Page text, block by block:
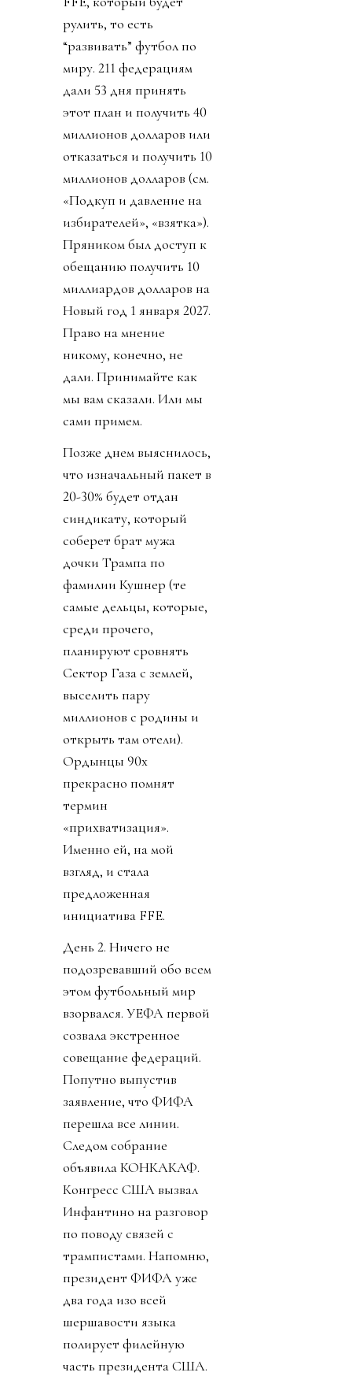
рулить, то есть
“развивать” футбол по
миру. 211 федерациям
дали 53 дня принять
этот план и получить 40
миллионов долларов или
отказаться и получить 10
миллионов долларов (см.
«Подкуп и давление на
избирателей», «взятка»).
Пряником был доступ к
обещанию получить 10
миллиардов долларов на
Новый год 1 января 2027.
Право на мнение
никому, конечно, не
дали. Принимайте как
мы вам сказали. Или мы
сами примем.
Позже днем выяснилось,
что изначальный пакет в
20-30% будет отдан
синдикату, который
соберет брат мужа
дочки Трампа по
фамилии Кушнер (те
самые дельцы, которые,
среди прочего,
планируют сровнять
Сектор Газа с землей,
выселить пару
миллионов с родины и
открыть там отели).
Ордынцы 90х
прекрасно помнят
термин
«прихватизация».
Именно ей, на мой
взгляд, и стала
предложенная
инициатива FFE.
День 2. Ничего не
подозревавший обо всем
этом футбольный мир
взорвался. УЕФА первой
созвала экстренное
совещание федераций.
Попутно выпустив
заявление, что ФИФА
перешла все линии.
Следом собрание
объявила КОНКАКАФ.
Конгресс США вызвал
Инфантино на разговор
по поводу связей с
трампистами. Напомню,
президент ФИФА уже
два года изо всей
шершавости языка
полирует филейную
часть президента США.